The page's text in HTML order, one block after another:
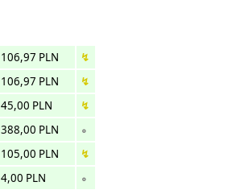
106,97 PLN
↯
106,97 PLN
↯
45,00 PLN
↯
388,00 PLN
∘
105,00 PLN
↯
4,00 PLN
∘